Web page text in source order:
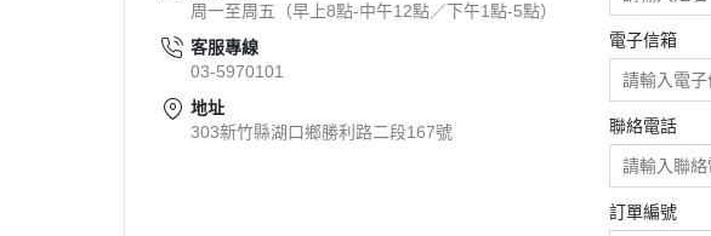
周一至周五（早上8點-中午12點／下午1點-5點）
客服專線
03-5970101
地址
303新竹縣湖口鄉勝利路二段167號
電子信箱
聯絡電話
訂單編號